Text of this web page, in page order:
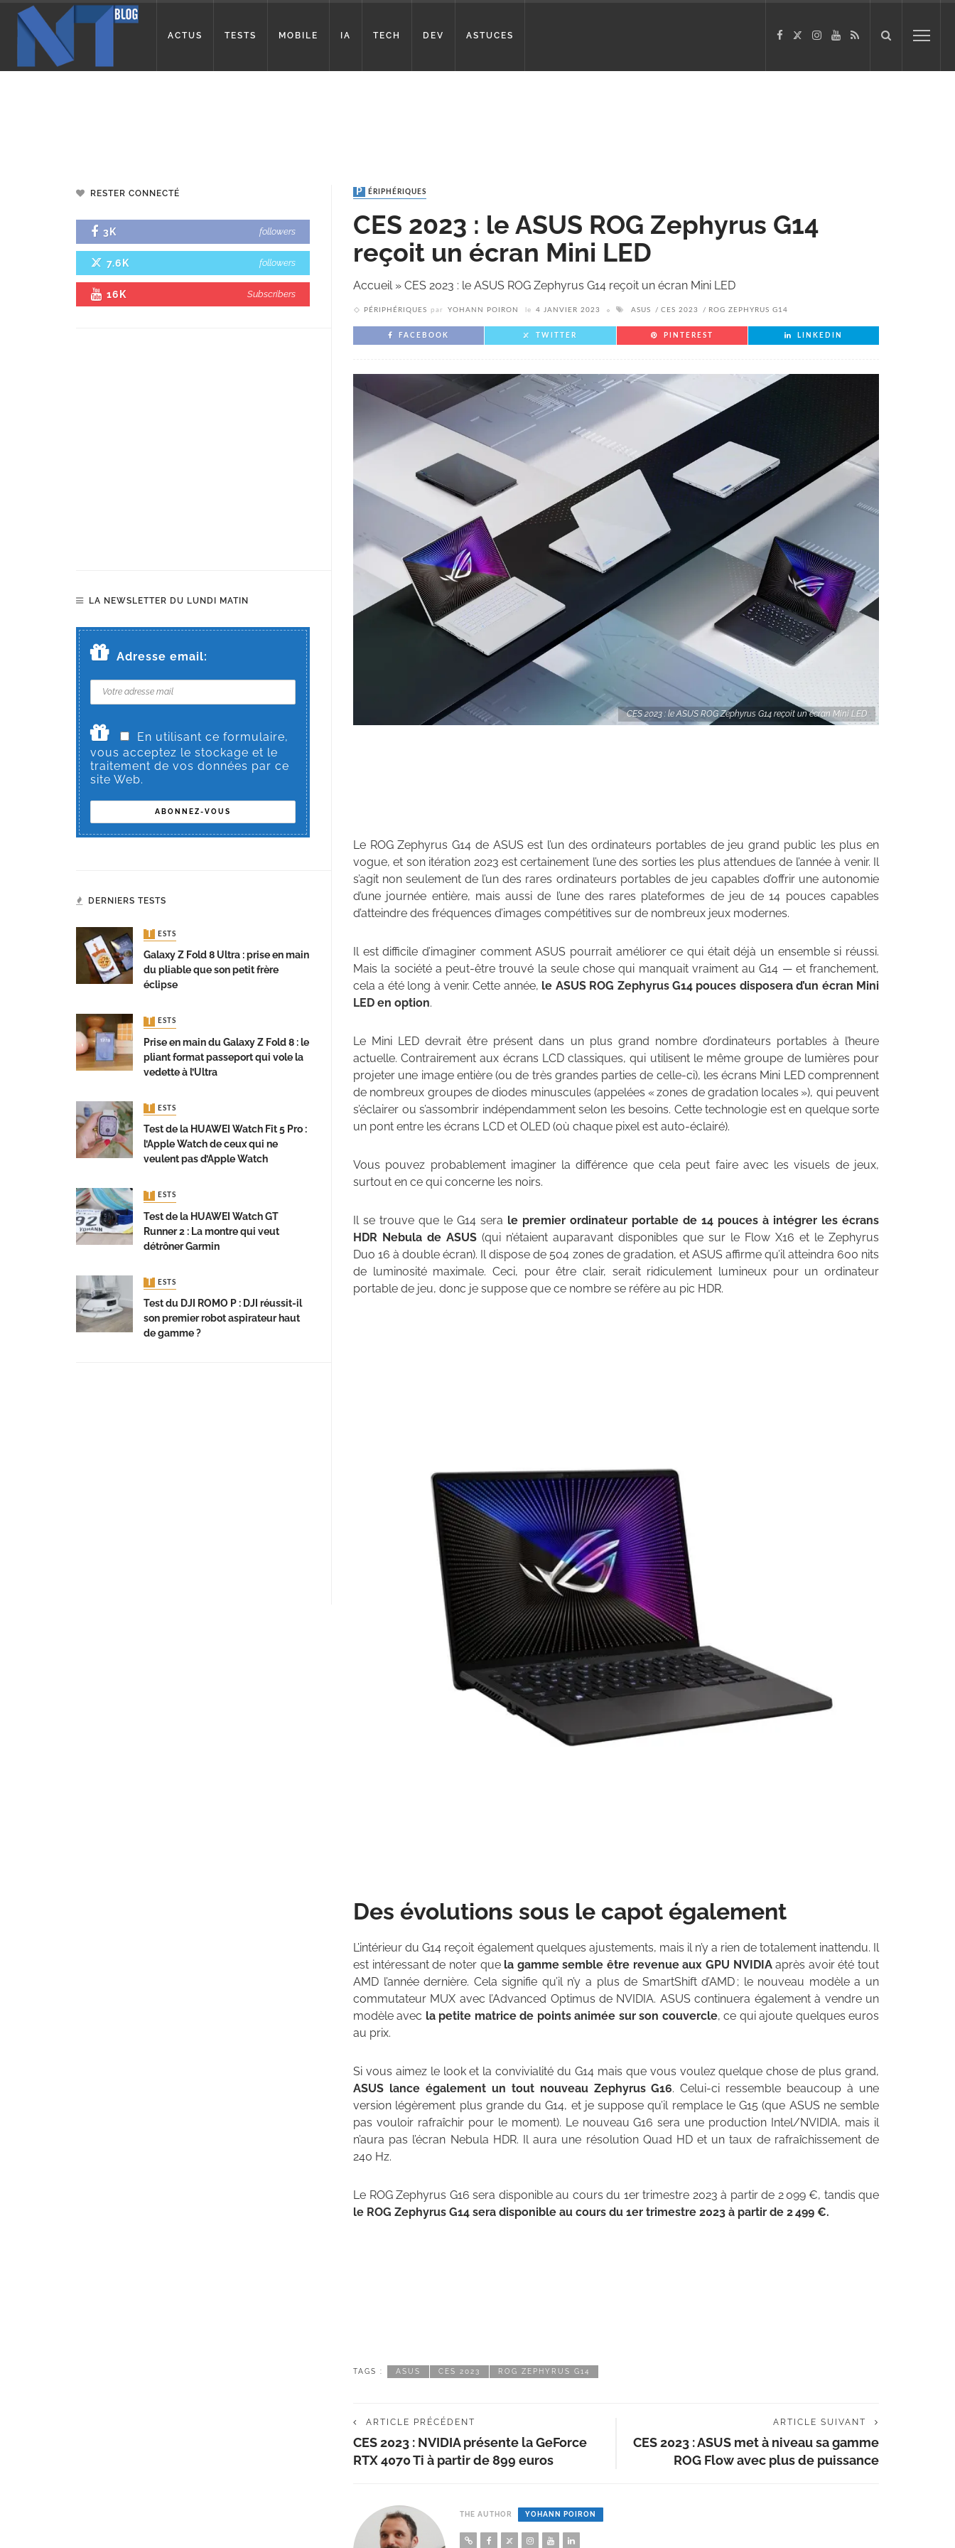
ACTUS TESTS MOBILE IA TECH DEV ASTUCES
PÉRIPHÉRIQUES
CES 2023 : le ASUS ROG Zephyrus G14
reçoit un écran Mini LED
Accueil» CES 2023 : le ASUS ROG Zephyrus G14 reçoit un écran Mini LED
PÉRIPHÉRIQUES par YOHANN POIRON le 4 JANVIER 2023 ASUS CES 2023 ROG ZEPHYRUS G14
FACEBOOK TWITTER PINTEREST LINKEDIN
CES 2023 : le ASUS ROG Zephyrus G14 reçoit un écran Mini LED
Le ROG Zephyrus G14 de ASUS est l’un des ordinateurs portables de jeu grand public les plus en
vogue, et son itération 2023 est certainement l’une des sorties les plus attendues de l’année à venir. Il
s’agit non seulement de l’un des rares ordinateurs portables de jeu capables d’offrir une autonomie
d’une journée entière, mais aussi de l’une des rares plateformes de jeu de 14 pouces capables
d’atteindre des fréquences d’images compétitives sur de nombreux jeux modernes.
Il est difficile d’imaginer comment ASUS pourrait améliorer ce qui était déjà un ensemble si réussi.
Mais la société a peut-être trouvé la seule chose qui manquait vraiment au G14 — et franchement,
cela a été long à venir. Cette année, le ASUS ROG Zephyrus G14 pouces disposera d’un écran Mini
LED en option.
Le Mini LED devrait être présent dans un plus grand nombre d’ordinateurs portables à l’heure
actuelle. Contrairement aux écrans LCD classiques, qui utilisent le même groupe de lumières pour
projeter une image entière (ou de très grandes parties de celle-ci), les écrans Mini LED comprennent
de nombreux groupes de diodes minuscules (appelées « zones de gradation locales »), qui peuvent
s’éclairer ou s’assombrir indépendamment selon les besoins. Cette technologie est en quelque sorte
un pont entre les écrans LCD et OLED (où chaque pixel est auto-éclairé).
Vous pouvez probablement imaginer la différence que cela peut faire avec les visuels de jeux,
surtout en ce qui concerne les noirs.
Il se trouve que le G14 sera le premier ordinateur portable de 14 pouces à intégrer les écrans
HDR Nebula de ASUS (qui n’étaient auparavant disponibles que sur le Flow X16 et le Zephyrus
Duo 16 à double écran). Il dispose de 504 zones de gradation, et ASUS affirme qu’il atteindra 600 nits
de luminosité maximale. Ceci, pour être clair, serait ridiculement lumineux pour un ordinateur
portable de jeu, donc je suppose que ce nombre se réfère au pic HDR.
Des évolutions sous le capot également
L’intérieur du G14 reçoit également quelques ajustements, mais il n’y a rien de totalement inattendu. Il
est intéressant de noter que la gamme semble être revenue aux GPU NVIDIAaprès avoir été tout
AMD l’année dernière. Cela signifie qu’il n’y a plus de SmartShift d’AMD ; le nouveau modèle a un
commutateur MUX avec l’Advanced Optimus de NVIDIA. ASUS continuera également à vendre un
modèle avec la petite matrice de points animée sur son couvercle, ce qui ajoute quelques euros
au prix.
Si vous aimez le look et la convivialité du G14 mais que vous voulez quelque chose de plus grand,
ASUS lance également un tout nouveau Zephyrus G16. Celui-ci ressemble beaucoup à une
version légèrement plus grande du G14, et je suppose qu’il remplace le G15 (que ASUS ne semble
pas vouloir rafraîchir pour le moment). Le nouveau G16 sera une production Intel/NVIDIA, mais il
n’aura pas l’écran Nebula HDR. Il aura une résolution Quad HD et un taux de rafraîchissement de
240 Hz.
Le ROG Zephyrus G16 sera disponible au cours du 1er trimestre 2023 à partir de 2 099 €, tandis que
le ROG Zephyrus G14 sera disponible au cours du 1er trimestre 2023 à partir de 2 499 €.
TAGS : ASUS CES 2023 ROG ZEPHYRUS G14
ARTICLE PRÉCÉDENT
CES 2023 : NVIDIA présente la GeForce
RTX 4070 Ti à partir de 899 euros
ARTICLE SUIVANT
CES 2023 : ASUS met à niveau sa gamme
ROG Flow avec plus de puissance
THE AUTHOR YOHANN POIRON
RESTER CONNECTÉ
3K followers
7.6K followers
16K Subscribers
LA NEWSLETTER DU LUNDI MATIN
Adresse email:
En utilisant ce formulaire,
vous acceptez le stockage et le
traitement de vos données par ce
site Web.
DERNIERS TESTS
TESTS
Galaxy Z Fold 8 Ultra : prise en main
du pliable que son petit frère
éclipse
TESTS
Prise en main du Galaxy Z Fold 8 : le
pliant format passeport qui vole la
vedette à l’Ultra
TESTS
Test de la HUAWEI Watch Fit 5 Pro :
l’Apple Watch de ceux qui ne
veulent pas d’Apple Watch
TESTS
Test de la HUAWEI Watch GT
Runner 2 : La montre qui veut
détrôner Garmin
TESTS
Test du DJI ROMO P : DJI réussit-il
son premier robot aspirateur haut
de gamme ?